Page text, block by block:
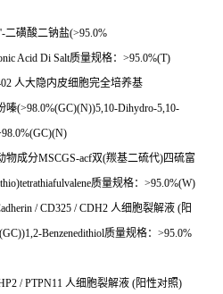
二磺酸二钠盐(>95.0%
Acid Di Salt质量规格： >95.0%(T)
人大隐内皮细胞完全培养基
嗪(>98.0%(GC)(N))5,10-Dihydro-5,10-
物成分MSCGS-acf双(羰基二硫代)四硫富
质量规格： >95.0%(W)
/ CD325 / CDH2 人细胞裂解液 (阳
Benzenedithiol质量规格： >95.0%
/ PTPN11 人细胞裂解液 (阳性对照)